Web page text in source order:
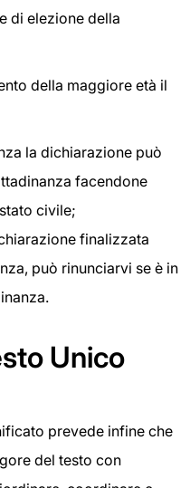
di elezione della
della maggiore età il
la dichiarazione può
facendone
civile;
finalizzata
può rinunciarvi se è in
Unico
prevede infine che
del testo con